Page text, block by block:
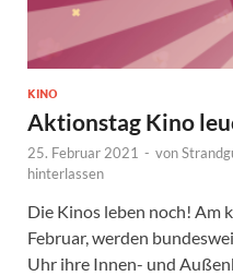
KINO
Aktionstag Kino
25. Februar 2021 - von
hinterlassen
Die Kinos leben noch! Am
Februar, werden
Uhr ihre Innen- und